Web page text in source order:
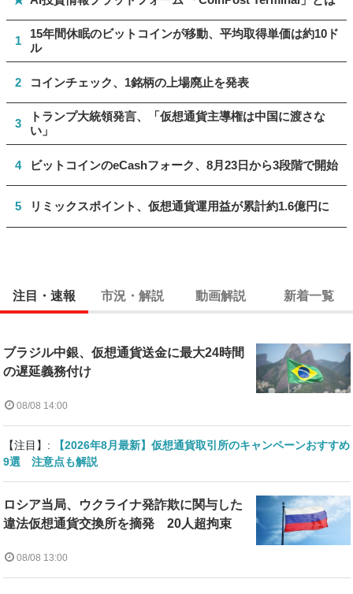
1
15年間休眠のビットコインが移動、平均取得単価は約10ド
ル
2 コインチェック、1銘柄の上場廃止を発表
3
トランプ大統領発言、「仮想通貨主導権は中国に渡さな
い」
4 ビットコインのeCashフォーク、8月23日から3段階で開始
5 リミックスポイント、仮想通貨運用益が累計約1.6億円に
注目・速報 市況・解説 動画解説 新着一覧
ブラジル中銀、仮想通貨送金に最大24時間
の遅延義務付け
08/08 14:00
【注目】:
【2026年8月最新】仮想通貨取引所のキャンペーンおすすめ
9選 注意点も解説
ロシア当局、ウクライナ発詐欺に関与した
違法仮想通貨交換所を摘発 20人超拘束
08/08 13:00